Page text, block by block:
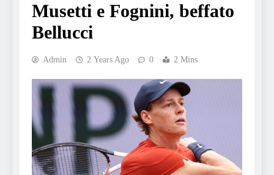
Musetti e Fognini, beffato
Bellucci
Admin 2 Years Ago 0 2 Mins